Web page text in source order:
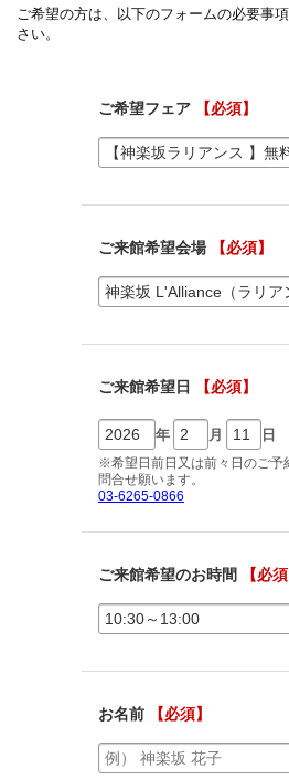
神社コラム
神社.jpチャンネル
ご相談予約